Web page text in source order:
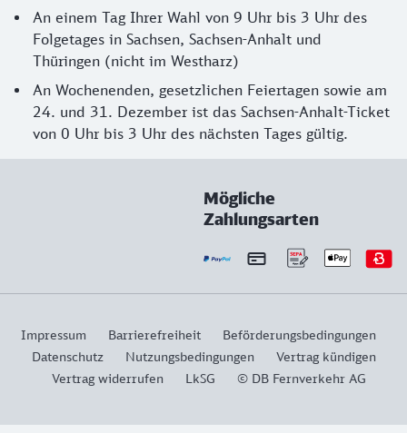
An einem Tag Ihrer Wahl von 9 Uhr bis 3 Uhr des
Folgetages in Sachsen, Sachsen-Anhalt und
Thüringen (nicht im Westharz)
An Wochenenden, gesetzlichen Feiertagen sowie am
24. und 31. Dezember ist das Sachsen-Anhalt-Ticket
von 0 Uhr bis 3 Uhr des nächsten Tages gültig.
Mögliche
Zahlungsarten
Impressum Barrierefreiheit
Beförderungsbedingungen
Datenschutz
Nutzungsbedingungen
Vertrag kündigen
Vertrag widerrufen
LkSG © DB Fernverkehr AG